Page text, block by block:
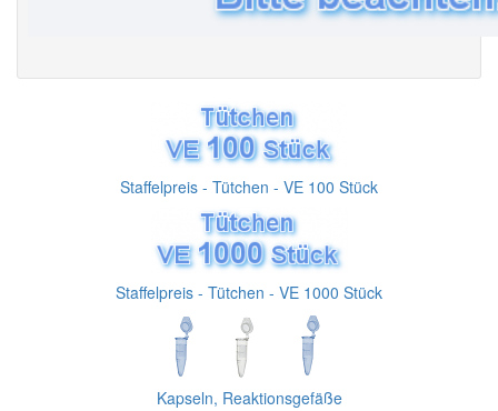
Staffelpreis - Tütchen - VE 100 Stück
Staffelpreis - Tütchen - VE 1000 Stück
Kapseln, Reaktionsgefäße